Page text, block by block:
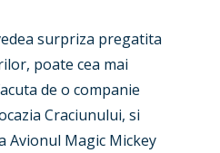
surpriza pregatita
poate cea mai
de o companie
Craciunului, si
Avionul Magic Mickey
Paris 2023
Farnborough 2022
Dubai 2019
Marketplace
Jobs
Contact